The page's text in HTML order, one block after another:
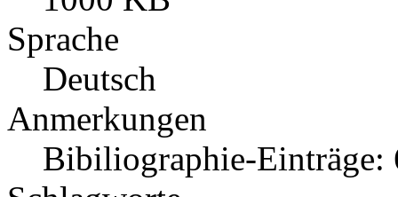
Sprache
Deutsch
Anmerkungen
Bibiliographie-Einträge: